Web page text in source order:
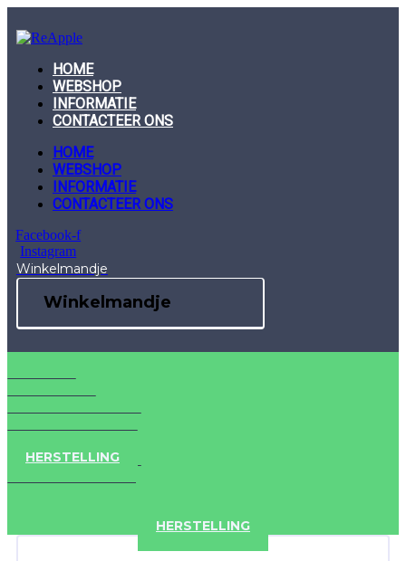
to
content
HOME
WEBSHOP
INFORMATIE
CONTACTEER ONS
HOME
WEBSHOP
INFORMATIE
CONTACTEER ONS
Facebook-f
Instagram
Winkelmandje
Winkelmandje
HERSTELLING
HERSTELLING